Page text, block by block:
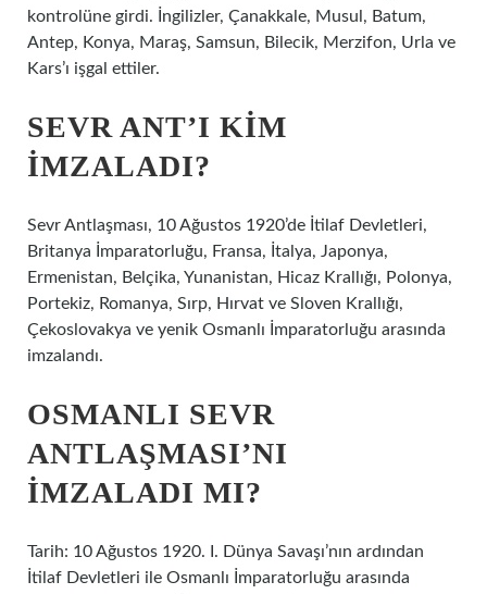
kontrolüne girdi. İngilizler, Çanakkale, Musul, Batum,
Antep, Konya, Maraş, Samsun, Bilecik, Merzifon, Urla ve
Kars’ı işgal ettiler.
SEVR ANT’I KIM
IMZALADI?
Sevr Antlaşması, 10 Ağustos 1920’de İtilaf Devletleri,
Britanya İmparatorluğu, Fransa, İtalya, Japonya,
Ermenistan, Belçika, Yunanistan, Hicaz Krallığı, Polonya,
Portekiz, Romanya, Sırp, Hırvat ve Sloven Krallığı,
Çekoslovakya ve yenik Osmanlı İmparatorluğu arasında
imzalandı.
OSMANLI SEVR
ANTLAŞMASI’NI
IMZALADI MI?
Tarih: 10 Ağustos 1920. I. Dünya Savaşı’nın ardından
İtilaf Devletleri ile Osmanlı İmparatorluğu arasında